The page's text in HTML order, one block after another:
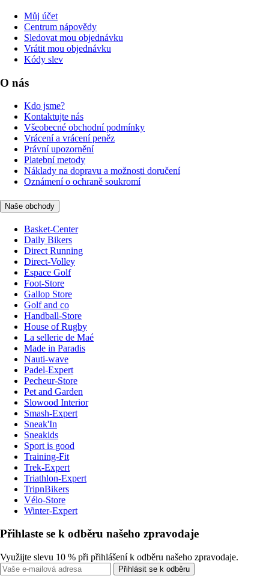
Můj účet
Centrum nápovědy
Sledovat mou objednávku
Vrátit mou objednávku
Kódy slev
O nás
Kdo jsme?
Kontaktujte nás
Všeobecné obchodní podmínky
Vrácení a vrácení peněz
Právní upozornění
Platební metody
Náklady na dopravu a možnosti doručení
Oznámení o ochraně soukromí
Naše obchody
Basket-Center
Daily Bikers
Direct Running
Direct-Volley
Espace Golf
Foot-Store
Gallop Store
Golf and co
Handball-Store
House of Rugby
La sellerie de Maé
Made in Paradis
Nauti-wave
Padel-Expert
Pecheur-Store
Pet and Garden
Slowood Interior
Smash-Expert
Sneak'In
Sneakids
Sport is good
Training-Fit
Trek-Expert
Triathlon-Expert
TripnBikers
Vélo-Store
Winter-Expert
Přihlaste se k odběru našeho zpravodaje
Využijte slevu 10 % při přihlášení k odběru našeho zpravodaje.
Přihlásit se k odběru